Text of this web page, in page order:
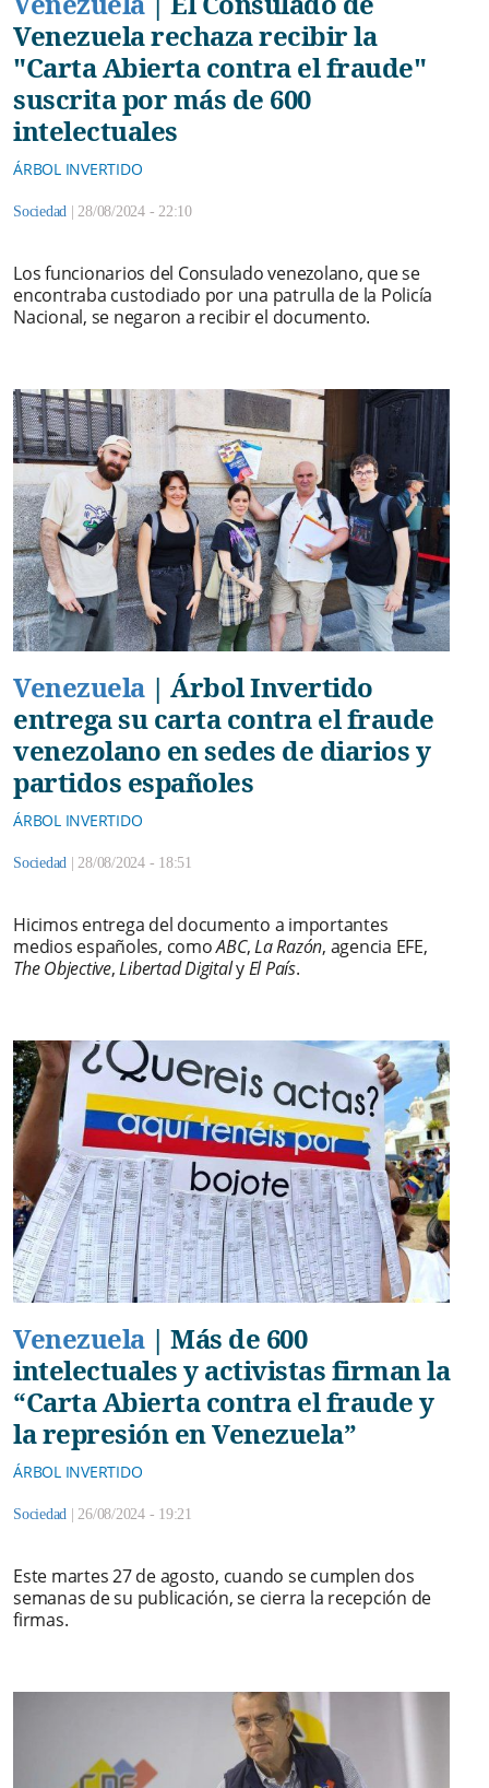
Venezuela rechaza recibir la
"Carta Abierta contra el fraude"
suscrita por más de 600
intelectuales
ÁRBOL INVERTIDO
Sociedad | 28/08/2024 - 22:10
Los funcionarios del Consulado venezolano, que se
encontraba custodiado por una patrulla de la Policía
Nacional, se negaron a recibir el documento.
Venezuela| Árbol Invertido
entrega su carta contra el fraude
venezolano en sedes de diarios y
partidos españoles
ÁRBOL INVERTIDO
Sociedad | 28/08/2024 - 18:51
Hicimos entrega del documento a importantes
medios españoles, comoABC,La Razón, agencia EFE,
The Objective,Libertad DigitalyEl País.
Venezuela| Más de 600
intelectuales y activistas firman la
“Carta Abierta contra el fraude y
la represión en Venezuela”
ÁRBOL INVERTIDO
Sociedad | 26/08/2024 - 19:21
Este martes 27 de agosto, cuando se cumplen dos
semanas de su publicación, se cierra la recepción de
firmas.